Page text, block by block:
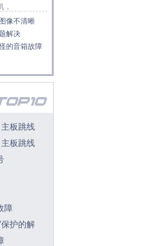
，
像不清晰
解决
的音箱故障
板跳线
板跳线
障
护的解